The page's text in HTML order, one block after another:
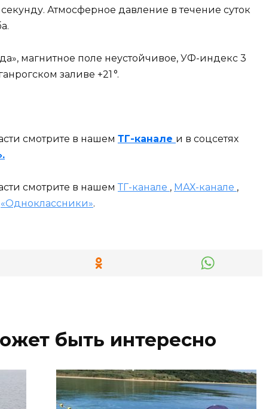
Атмосферное давление в течение суток
магнитное поле неустойчивое, УФ-индекс 3
заливе +21 ⁠°.
смотрите в нашем ТГ-канале и в соцсетях
смотрите в нашем ТГ-канале , МАХ-канале ,
«Одноклассники».
быть интересно